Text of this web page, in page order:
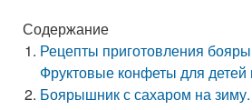
Содержание
Рецепты приготовления
Фруктовые конфеты для детей
Боярышник с сахаром на